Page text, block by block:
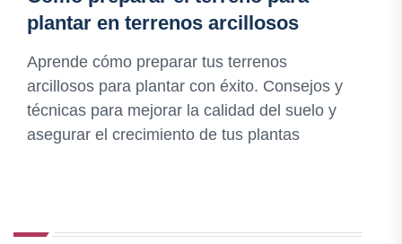
plantar en terrenos arcillosos
Aprende cómo preparar tus terrenos
arcillosos para plantar con éxito. Consejos y
técnicas para mejorar la calidad del suelo y
asegurar el crecimiento de tus plantas